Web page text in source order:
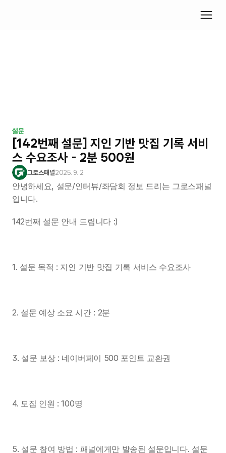
설문
[142번째 설문] 지인 기반 맛집 기록 서비
스 수요조사 - 2분 500원
그로스패널2025. 9. 2.
안녕하세요, 설문/인터뷰/좌담회 정보 드리는 그로스패널
입니다.
142번째 설문 안내 드립니다 :)
1. 설문 목적 : 지인 기반 맛집 기록 서비스 수요조사
2. 설문 예상 소요 시간 : 2분
3. 설문 보상 : 네이버페이 500 포인트 교환권
4. 모집 인원 : 100명
5. 설문 참여 방법 : 패널에게만 발송된 설문입니다. 설문